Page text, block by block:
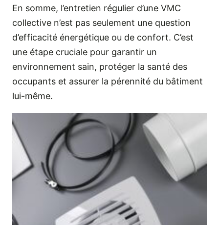
En somme, l’entretien régulier d’une VMC
collective n’est pas seulement une question
d’efficacité énergétique ou de confort. C’est
une étape cruciale pour garantir un
environnement sain, protéger la santé des
occupants et assurer la pérennité du bâtiment
lui-même.